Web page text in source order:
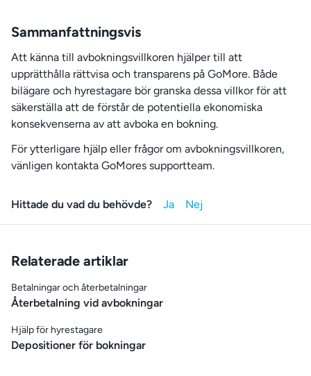
Sammanfattningsvis
Att känna till avbokningsvillkoren hjälper till att
upprätthålla rättvisa och transparens på GoMore. Både
bilägare och hyrestagare bör granska dessa villkor för att
säkerställa att de förstår de potentiella ekonomiska
konsekvenserna av att avboka en bokning.
För ytterligare hjälp eller frågor om avbokningsvillkoren,
vänligen kontakta GoMores supportteam.
Hittade du vad du behövde?
Relaterade artiklar
Betalningar och återbetalningar
Återbetalning vid avbokningar
Hjälp för hyrestagare
Depositioner för bokningar